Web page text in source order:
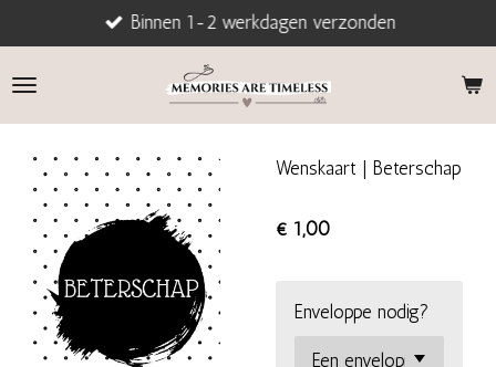
direct
naar
Binnen 1-2 werkdagen verzonden
Wenskaart | Beterschap
€ 1,00
Enveloppe nodig?